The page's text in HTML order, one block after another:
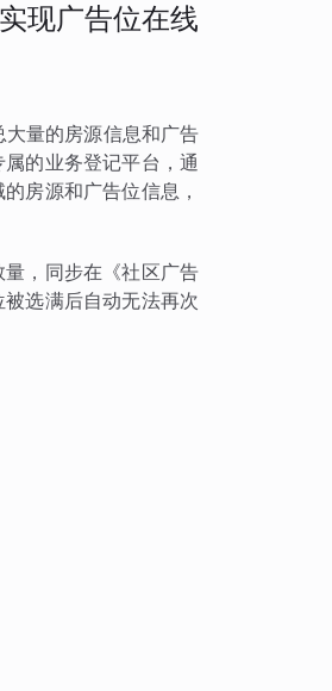
现广告位在线
量的房源信息和广告
的业务登记平台，通
房源和广告位信息，
，同步在《社区广告
选满后自动无法再次